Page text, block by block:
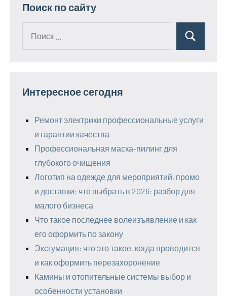
Поиск по сайту
Поиск
Интересное сегодня
Ремонт электрики профессиональные услуги
и гарантии качества
Профессиональная маска-пилинг для
глубокого очищения
Логотип на одежде для мероприятий, промо
и доставки: что выбрать в 2026: разбор для
малого бизнеса
Что такое последнее волеизъявление и как
его оформить по закону
Эксгумация: что это такое, когда проводится
и как оформить перезахоронение
Камины и отопительные системы выбор и
особенности установки